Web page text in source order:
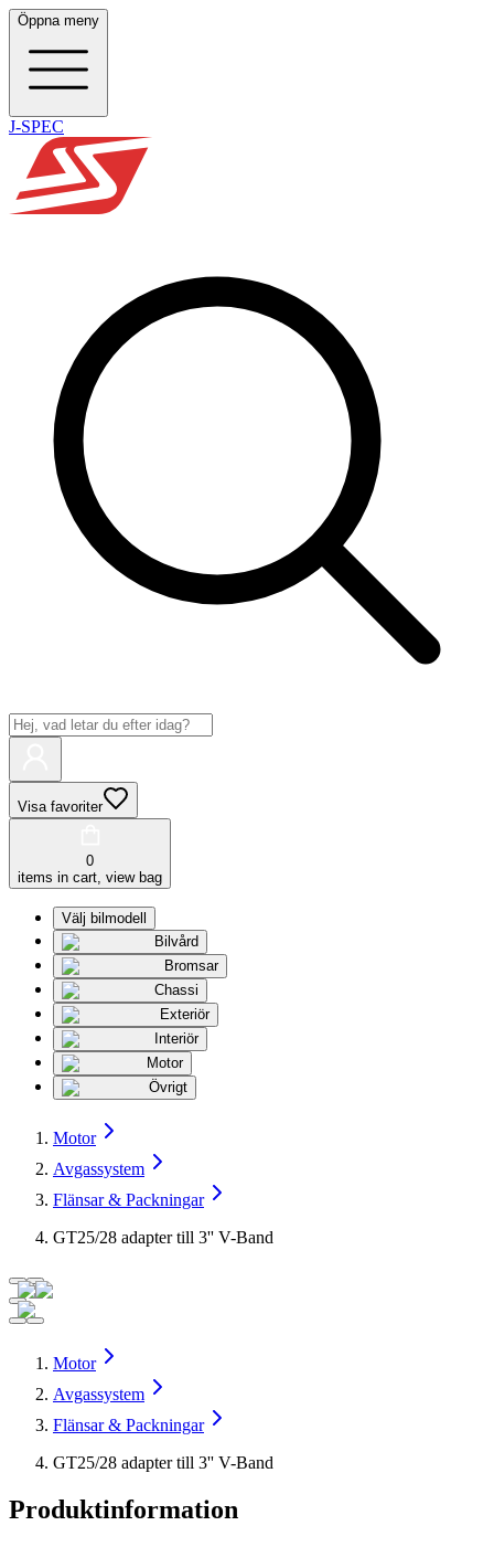
Öppna meny
J-SPEC
Visa favoriter
0
items in cart, view bag
Välj bilmodell
Bilvård
Bromsar
Chassi
Exteriör
Interiör
Motor
Övrigt
Motor
Avgassystem
Flänsar & Packningar
GT25/28 adapter till 3'' V-Band
Motor
Avgassystem
Flänsar & Packningar
GT25/28 adapter till 3'' V-Band
Produktinformation